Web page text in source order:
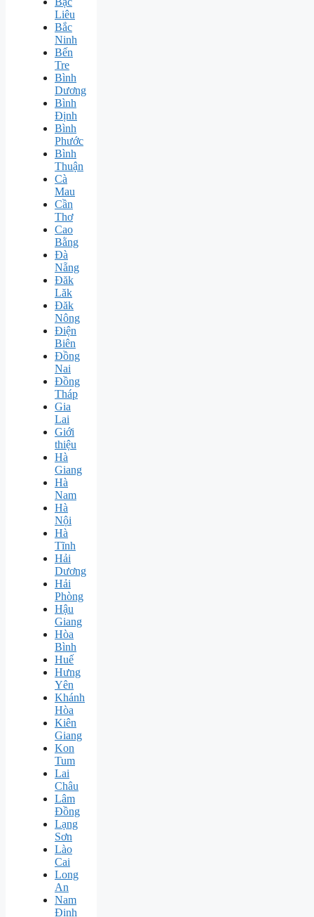
Liêu
Bắc
Ninh
Bến
Tre
Bình
Dương
Bình
Định
Bình
Phước
Bình
Thuận
Cà
Mau
Cần
Thơ
Cao
Bằng
Đà
Nẵng
Đăk
Lăk
Đăk
Nông
Điện
Biên
Đồng
Nai
Đồng
Tháp
Gia
Lai
Giới
thiệu
Hà
Giang
Hà
Nam
Hà
Nội
Hà
Tĩnh
Hải
Dương
Hải
Phòng
Hậu
Giang
Hòa
Bình
Huế
Hưng
Yên
Khánh
Hòa
Kiên
Giang
Kon
Tum
Lai
Châu
Lâm
Đồng
Lạng
Sơn
Lào
Cai
Long
An
Nam
Định